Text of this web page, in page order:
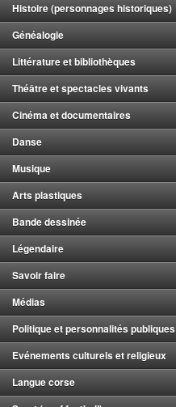
Histoire (personnages historiques)
Généalogie
Littérature et bibliothèques
Théâtre et spectacles vivants
Cinéma et documentaires
Danse
Musique
Arts plastiques
Bande dessinée
Légendaire
Savoir faire
Médias
Politique et personnalités publiques
Evénements culturels et religieux
Langue corse